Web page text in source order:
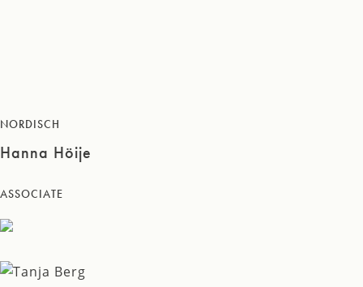
NORDISCH
Hanna Höije
ASSOCIATE